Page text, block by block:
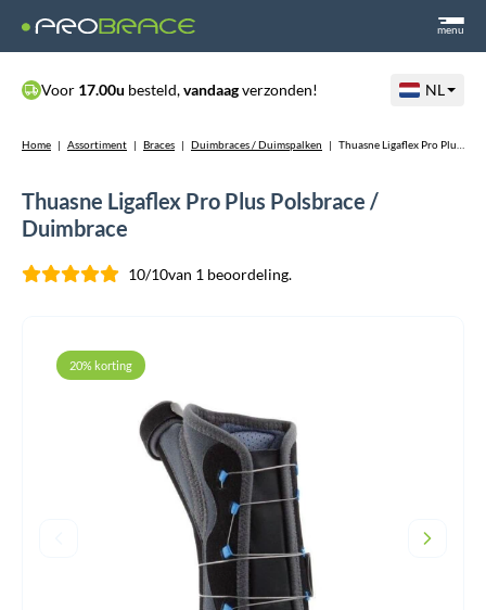
menu
Voor 17.00u besteld,vandaagverzonden! NL
Home | Assortiment | Braces | Duimbraces / Duimspalken | Thuasne Ligaflex Pro Plus Polsbrace / Duimbrace
Thuasne Ligaflex Pro Plus Polsbrace /
Duimbrace
10/10van 1 beoordeling.
20% korting